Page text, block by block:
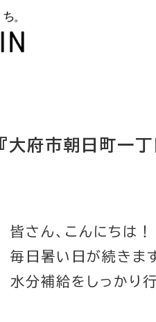
『大府市朝日町一
皆さん、こんにちは！
毎日暑い日が続きま
水分補給をしっかり